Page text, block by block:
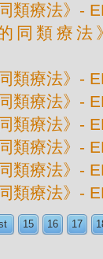
類療法》-
同類療法
類療法》-
類療法》-
類療法》-
類療法》-
類療法》-
類療法》-
15 16 17